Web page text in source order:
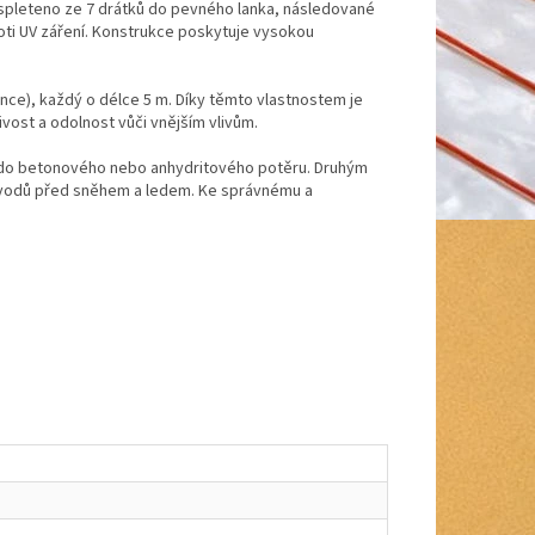
ze 7 drátků do pevného lanka, následované
UV záření. Konstrukce poskytuje vysokou
každý o délce 5 m. Díky těmto vlastnostem je
a odolnost vůči vnějším vlivům.
betonového nebo anhydritového potěru. Druhým
před sněhem a ledem. Ke správnému a